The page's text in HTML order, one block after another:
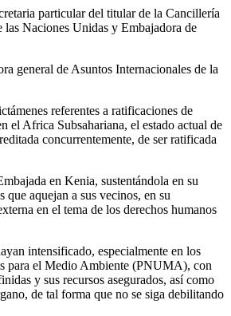
particular del titular de la Cancillería
Naciones Unidas y Embajadora de
general de Asuntos Internacionales de la
referentes a ratificaciones de
el Africa Subsahariana, el estado actual de
concurrentemente, de ser ratificada
en Kenia, sustentándola en su
aquejan a sus vecinos, en su
en el tema de los derechos humanos
intensificado, especialmente en los
para el Medio Ambiente (PNUMA), con
y sus recursos asegurados, así como
de tal forma que no se siga debilitando